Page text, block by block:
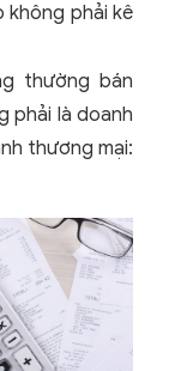
phải kê
thường bán
phải là doanh
thương mại: